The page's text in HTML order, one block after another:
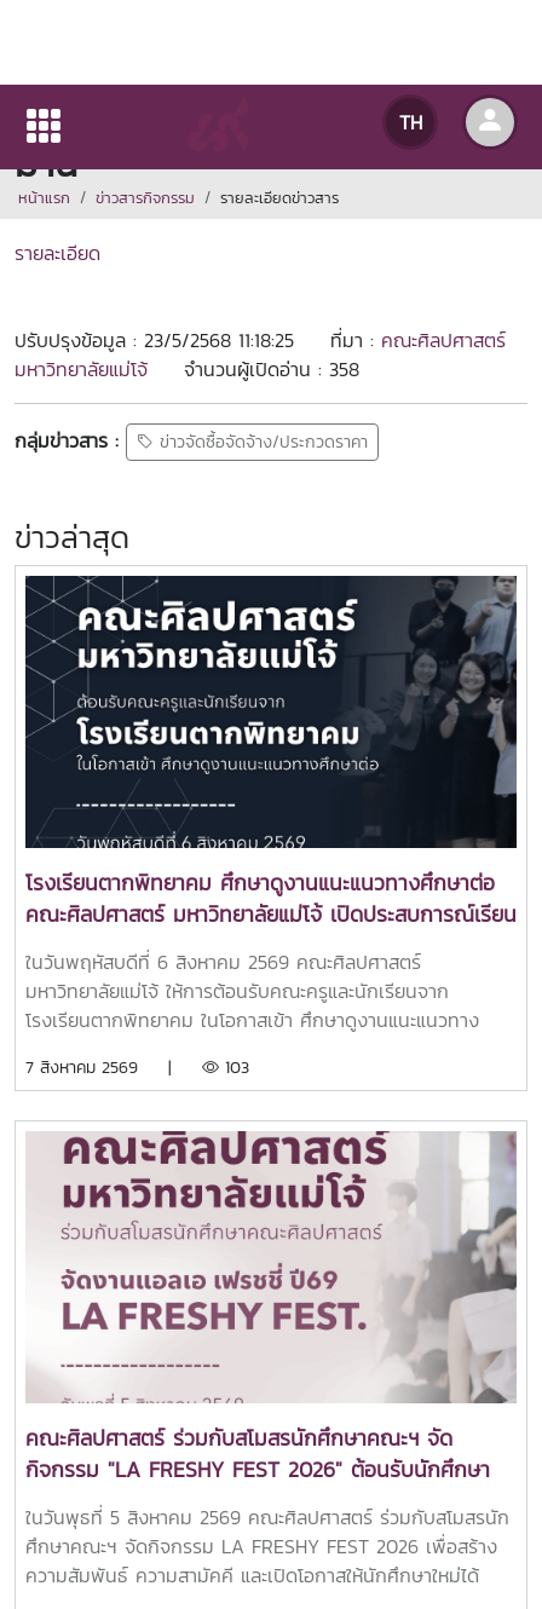
TH
ประกาศผู้ชนะการเสนอราคาผ้า
ม่าน
หน้าแรก ข่าวสารกิจกรรม รายละเอียดข่าวสาร
รายละเอียด
ปรับปรุงข้อมูล : 23/5/2568 11:18:25 ที่มา : คณะศิลปศาสตร์
มหาวิทยาลัยแม่โจ้
จำนวนผู้เปิดอ่าน : 358
กลุ่มข่าวสาร : ข่าวจัดซื้อจัดจ้าง/ประกวดราคา
ข่าวล่าสุด
โรงเรียนตากพิทยาคม ศึกษาดูงานแนะแนวทางศึกษาต่อ
คณะศิลปศาสตร์ มหาวิทยาลัยแม่โจ้ เปิดประสบการณ์เรียน
รู้หลักสูตรระดับอุดมศึกษา
ในวันพฤหัสบดีที่ 6 สิงหาคม 2569 คณะศิลปศาสตร์
มหาวิทยาลัยแม่โจ้ ให้การต้อนรับคณะครูและนักเรียนจาก
โรงเรียนตากพิทยาคม ในโอกาสเข้า ศึกษาดูงานแนะแนวทาง
ศิลปศาสตร์ เพื่อเปิดโลกทัศน์และสร้างแรงบันดาลใจในการศึกษา
นี้ ผู้ช่วยศาสตราจารย์ ดร.ปารดา เดชะประทุมวัน รองคณบดี
คณะศิลปศาสตร์ ให้เกียรติเป็นประธานกล่าวต้อนรับ พร้อมนำทีม
คณาจารย์ทุกหลักสูตรฯ เข้าแนะนำข้อมูลเกี่ยวกับแนวทางการ
เรียนการสอน และโอกาสในการประกอบอาชีพของแต่ละหลักสูตร
พร้อมทั้งยังเข้าร่วมเยี่ยมชมศูนย์นวัตกรรมการสื่อสารและการ
ออกแบบสื่อสร้างสรรค์ คณะศิลปศาสตร์ มหาวิทยาลัยแม่โจ้ทั้งนี้
คณะศิลปศาสตร์ได้แนะนำหลักสูตรระดับปริญญาตรีทั้ง 6
หลักสูตร ได้แก่สาขาวิชานิเทศศาสตร์บูรณาการสาขาวิชาภาษา
อังกฤษสาขาวิชานวัตกรรมสังคมสาขาวิชาภาษาไทยสำหรับชาว
ต่างประเทศสาขาวิชาภาษาจีนเพื่อการสื่อสาร (หลักสูตรใหม่)สาขา
วิชาวิทยาศาสตร์การกีฬาและการออกกำลังกาย (หลักสูตร
ใหม่)บรรยากาศการศึกษาดูงานเป็นไปอย่างอบอุ่นและเป็นกันเอง
นักเรียนได้ร่วมรับฟังข้อมูลหลักสูตร แลกเปลี่ยนประสบการณ์กับ
คณาจารย์ และเยี่ยมชมสิ่งอำนวยความสะดวกของคณะ เพื่อ
เตรียมความพร้อมในการวางแผนศึกษาต่อและค้นหาเส้นทางการ
เรียนที่เหมาะสมกับตนเอง.
7 สิงหาคม 2569 | 103
คณะศิลปศาสตร์ ร่วมกับสโมสรนักศึกษาคณะฯ จัด
กิจกรรม "LA FRESHY FEST 2026" ต้อนรับนักศึกษา
ใหม่อย่างอบอุ่น
ในวันพุธที่ 5 สิงหาคม 2569 คณะศิลปศาสตร์ ร่วมกับสโมสรนัก
ศึกษาคณะฯ จัดกิจกรรม LA FRESHY FEST 2026 เพื่อสร้าง
ความสัมพันธ์ ความสามัคคี และเปิดโอกาสให้นักศึกษาใหม่ได้